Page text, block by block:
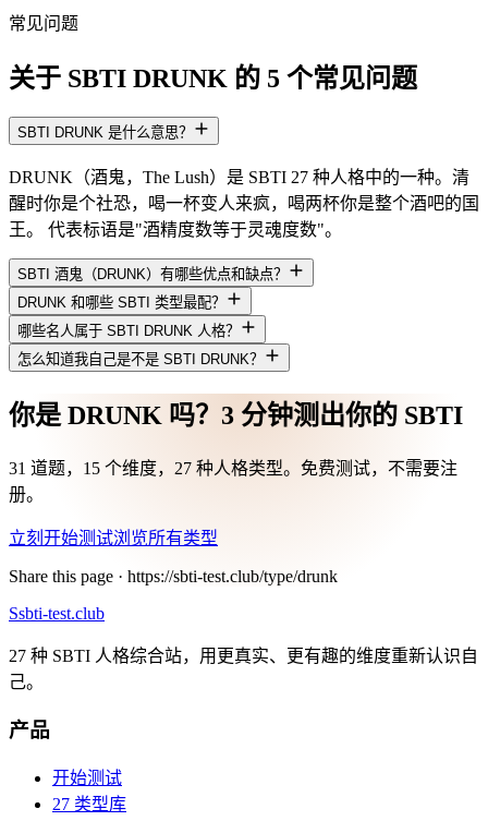
常见问题
关于 SBTI DRUNK 的 5 个常见问题
SBTI DRUNK 是什么意思？
DRUNK（酒鬼，The Lush）是 SBTI 27 种人格中的一种。清
醒时你是个社恐，喝一杯变人来疯，喝两杯你是整个酒吧的国
王。 代表标语是"酒精度数等于灵魂度数"。
SBTI 酒鬼（DRUNK）有哪些优点和缺点？
DRUNK 和哪些 SBTI 类型最配？
哪些名人属于 SBTI DRUNK 人格？
怎么知道我自己是不是 SBTI DRUNK？
你是 DRUNK 吗？3 分钟测出你的 SBTI
31 道题，15 个维度，27 种人格类型。免费测试，不需要注
册。
立刻开始测试浏览所有类型
Share this page · https://sbti-test.club/type/drunk
Ssbti-test.club
27 种 SBTI 人格综合站，用更真实、更有趣的维度重新认识自
己。
产品
开始测试
27 类型库